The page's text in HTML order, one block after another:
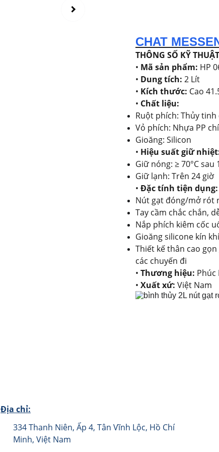
CHAT
THÔNG SỐ KỸ
• Mã sản phẩm: HP
• Dung tích: 2 Lít
• Kích thước: Cao
• Chất liệu:
Ruột phích: Thủy tinh
Vỏ phích: Nhựa PP
Gioăng: Silicon
• Hiệu suất giữ
Giữ nóng: ≥ 70°C sau
Giữ lạnh: Trên 24 giờ
• Đặc tính tiện dụng:
Nút gạt đóng/mở rót
Tay cầm chắc chắn,
Nắp phích kiêm cốc
Gioăng silicone kín
Thiết kế thân cao
các chuyến đi
• Thương hiệu: Phúc
• Xuất xứ: Việt Nam
334 Thanh Niên, Ấp 4, Tân Vĩnh Lộc, Hồ Chí
Minh, Việt Nam
Địa chỉ: